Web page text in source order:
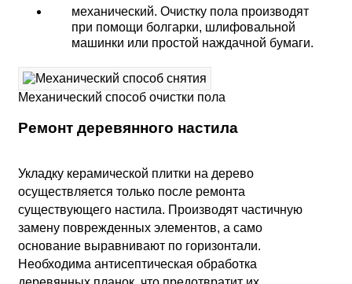
механический. Очистку пола производят
при помощи болгарки, шлифовальной
машинки или простой наждачной бумаги.
Механический способ очистки пола
Ремонт деревянного настила
Укладку керамической плитки на дерево
осуществляется только после ремонта
существующего настила. Производят частичную
замену поврежденных элементов, а само
основание выравнивают по горизонтали.
Необходима антисептическая обработка